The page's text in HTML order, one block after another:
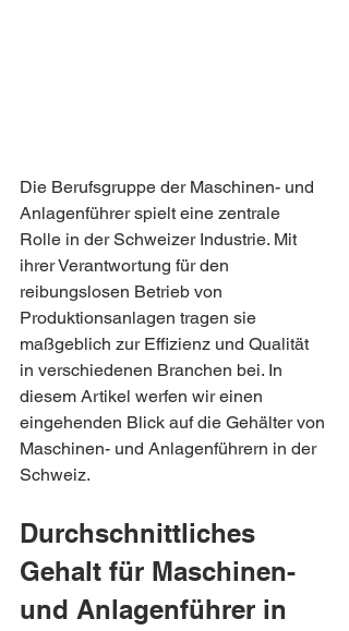
Die Berufsgruppe der Maschinen- und
Anlagenführer spielt eine zentrale
Rolle in der Schweizer Industrie. Mit
ihrer Verantwortung für den
reibungslosen Betrieb von
Produktionsanlagen tragen sie
maßgeblich zur Effizienz und Qualität
in verschiedenen Branchen bei. In
diesem Artikel werfen wir einen
eingehenden Blick auf die Gehälter von
Maschinen- und Anlagenführern in der
Schweiz.
Durchschnittliches
Gehalt für Maschinen-
und Anlagenführer in